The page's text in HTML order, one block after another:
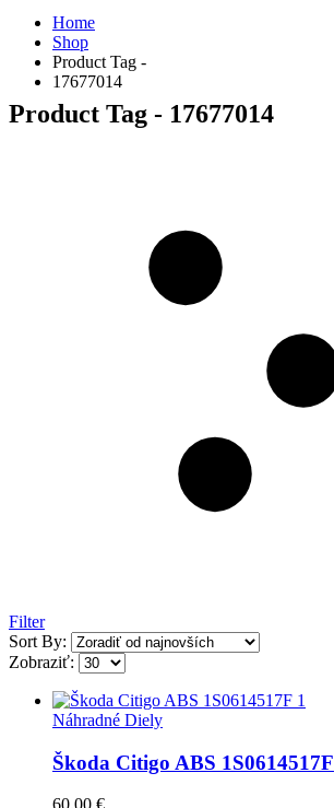
Home
Shop
Product Tag -
17677014
Product Tag - 17677014
Filter
Sort By:
Zobraziť:
Náhradné Diely
Škoda Citigo ABS 1S0614517F